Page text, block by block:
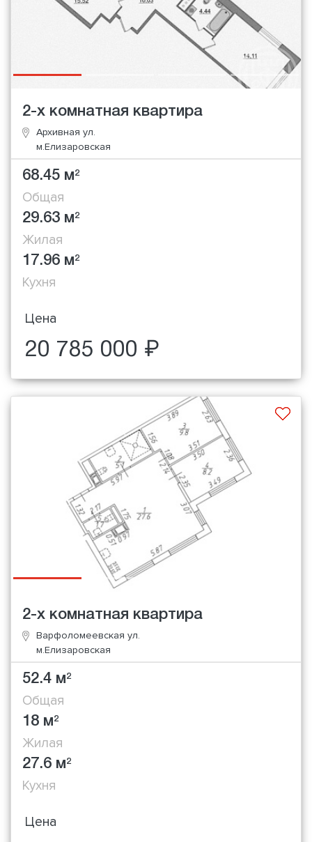
2-х комнатная квартира
Архивная ул.
м.Елизаровская
68.45 м2
Общая
29.63 м2
Жилая
17.96 м2
Кухня
Цена
20 785 000 ₽
2-х комнатная квартира
Варфоломеевская ул.
м.Елизаровская
52.4 м2
Общая
18 м2
Жилая
27.6 м2
Кухня
Цена